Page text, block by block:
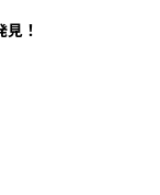
！